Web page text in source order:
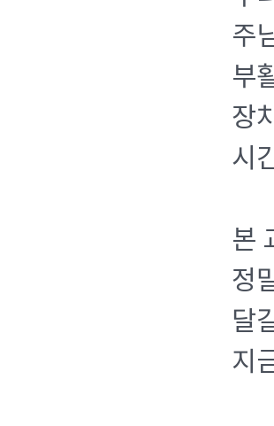
주
부
장
시
본
정
달
지